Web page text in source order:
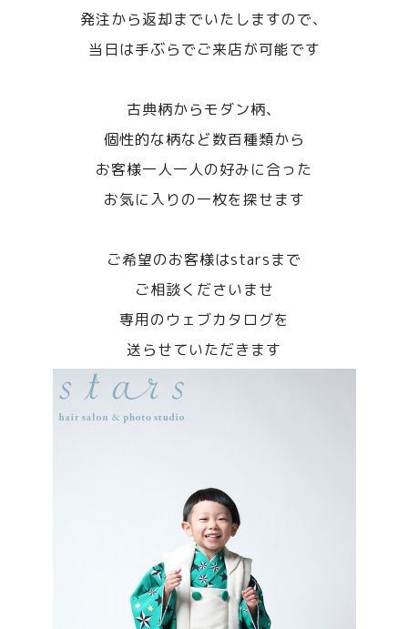
発注から返却までいたしますので、
当日は手ぶらでご来店が可能です
古典柄からモダン柄、
個性的な柄など数百種類から
お客様一人一人の好みに合った
お気に入りの一枚を探せます
ご希望のお客様はstarsまで
ご相談くださいませ
専用のウェブカタログを
送らせていただきます